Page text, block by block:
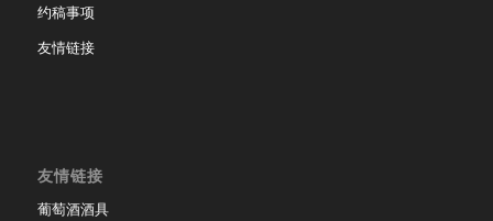
约稿事项
友情链接
友情链接
葡萄酒酒具